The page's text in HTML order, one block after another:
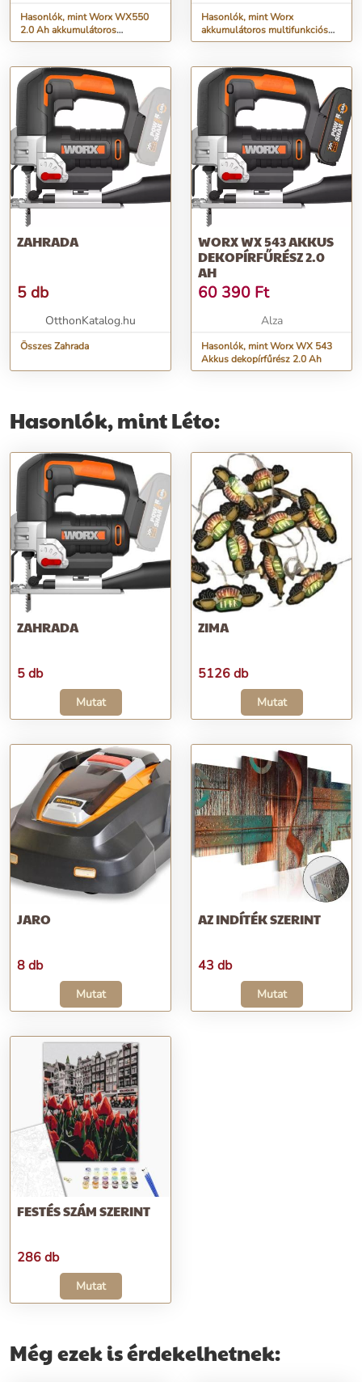
Hasonlók, mint Worx WX550
2.0 Ah akkumulátoros
multifunkciós fűrész állítható
Hasonlók, mint Worx
akkumulátoros multifunkciós
fűrész állítható fejjel WX550.9
ZAHRADA
5 db
OtthonKatalog.hu
Összes Zahrada
WORX WX 543 AKKUS
DEKOPÍRFŰRÉSZ 2.0
AH
60 390 Ft
Alza
Hasonlók, mint Worx WX 543
Akkus dekopírfűrész 2.0 Ah
Hasonlók, mint Léto:
ZAHRADA
5 db
Mutat
ZIMA
5126 db
Mutat
JARO
8 db
Mutat
AZ INDÍTÉK SZERINT
43 db
Mutat
FESTÉS SZÁM SZERINT
286 db
Mutat
Még ezek is érdekelhetnek: